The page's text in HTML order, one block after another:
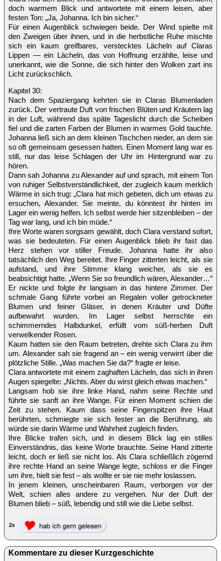
doch warmem Blick und antwortete mit einem leisen, aber
festen Ton: „Ja, Johanna. Ich bin sicher.“
Für einen Augenblick schwiegen beide. Der Wind spielte mit
den Zweigen über ihnen, und in die herbstliche Ruhe mischte
sich ein kaum greifbares, verstecktes Lächeln auf Claras
Lippen — ein Lächeln, das von Hoffnung erzählte, leise und
unerkannt, wie die Sonne, die sich hinter den Wolken zart ins
Licht zurückschlich.
Kapitel 30:
Nach dem Spaziergang kehrten sie in Claras Blumenladen
zurück. Der vertraute Duft von frischen Blüten und Kräutern lag
in der Luft, während das späte Tageslicht durch die Scheiben
fiel und die zarten Farben der Blumen in warmes Gold tauchte.
Johanna ließ sich an dem kleinen Tischchen nieder, an dem sie
so oft gemeinsam gesessen hatten. Einen Moment lang war es
still, nur das leise Schlagen der Uhr im Hintergrund war zu
hören.
Dann sah Johanna zu Alexander auf und sprach, mit einem Ton
von ruhiger Selbstverständlichkeit, der zugleich kaum merklich
Wärme in sich trug: „Clara hat mich gebeten, dich um etwas zu
ersuchen, Alexander. Sie meinte, du könntest ihr hinten im
Lager ein wenig helfen. Ich selbst werde hier sitzenbleiben – der
Tag war lang, und ich bin müde.“
Ihre Worte waren sorgsam gewählt, doch Clara verstand sofort,
was sie bedeuteten. Für einen Augenblick blieb ihr fast das
Herz stehen vor stiller Freude. Johanna hatte ihr also
tatsächlich den Weg bereitet. Ihre Finger zitterten leicht, als sie
aufstand, und ihre Stimme klang weicher, als sie es
beabsichtigt hatte. „Wenn Sie so freundlich wären, Alexander…“
Er nickte und folgte ihr langsam in das hintere Zimmer. Der
schmale Gang führte vorbei an Regalen voller getrockneter
Blumen und feiner Gläser, in denen Kräuter und Düfte
aufbewahrt wurden. Im Lager selbst herrschte ein
schimmerndes Halbdunkel, erfüllt vom süß-herben Duft
verwelkender Rosen.
Kaum hatten sie den Raum betreten, drehte sich Clara zu ihm
um. Alexander sah sie fragend an – ein wenig verwirrt über die
plötzliche Stille. „Was machen Sie da?“ fragte er leise.
Clara antwortete mit einem zaghaften Lächeln, das sich in ihren
Augen spiegelte: „Nichts. Aber du wirst gleich etwas machen.“
Langsam hob sie ihre linke Hand, nahm seine Rechte und
führte sie sanft an ihre Wange. Für einen Moment schien die
Zeit zu stehen. Kaum dass seine Fingerspitzen ihre Haut
berührten, schmiegte sie sich fester an die Berührung, als
würde sie darin Wärme und Wahrheit zugleich finden.
Ihre Blicke trafen sich, und in diesem Blick lag ein stilles
Einverständnis, das keine Worte brauchte. Seine Hand zitterte
leicht, doch er ließ sie nicht los. Als Clara schließlich zögernd
ihre rechte Hand an seine Wange legte, schloss er die Finger
um ihre, hielt sie fest – als wollte er sie nie mehr loslassen.
In jenem kleinen, unscheinbaren Raum, verborgen vor der
Welt, schien alles andere zu vergehen. Nur der Duft der
Blumen blieb – süß, lebendig und still wie die Liebe selbst.
2x
Kommentare zu dieser Kurzgeschichte